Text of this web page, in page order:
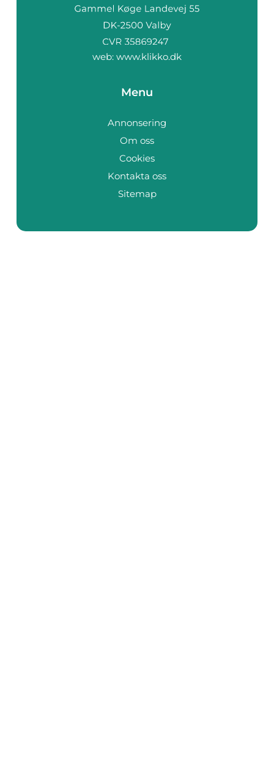
web: www.klikko.dk
Menu
Annonsering
Om oss
Cookies
Kontakta oss
Sitemap